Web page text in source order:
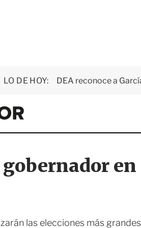
LO DE HOY: DEA reconoce a
E
x
e
i
o
las elecciones más